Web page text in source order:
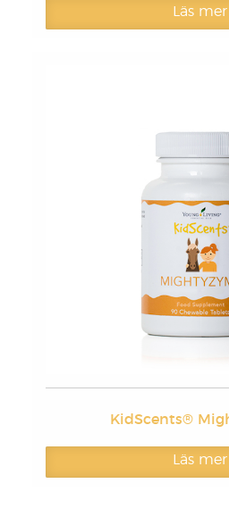
Läs mer
KidScents®
Läs mer